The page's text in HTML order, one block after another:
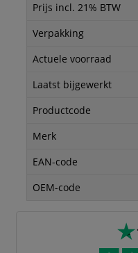
Prijs incl. 21% BTW
Verpakking
Actuele voorraad
Laatst bijgewerkt
Productcode
Merk
EAN-code
OEM-code